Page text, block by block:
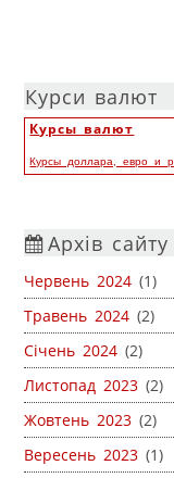
Курси валют
Курсы валют
Курсы доллара, евро и
Архів сайту
Червень 2024 (1)
Травень 2024 (2)
Січень 2024 (2)
Листопад 2023 (2)
Жовтень 2023 (2)
Вересень 2023 (1)